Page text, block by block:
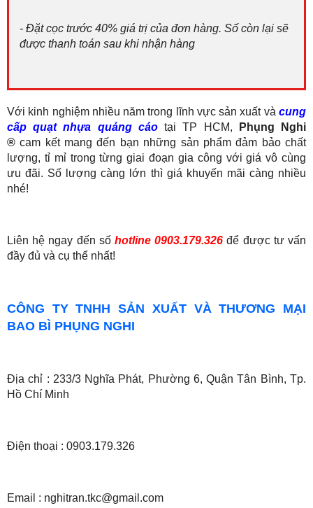
- Đặt cọc trước 40% giá trị của đơn hàng. Số còn lại sẽ
được thanh toán sau khi nhận hàng
Với kinh nghiệm nhiều năm trong lĩnh vực sản xuất và cung
cấp quạt nhựa quảng cáotại TP HCM,
Phụng Nghi
®cam kết mang đến bạn những sản phẩm đảm bảo chất
lượng, tỉ mỉ trong từng giai đoạn gia công với giá vô cùng
ưu đãi. Số lượng càng lớn thì giá khuyến mãi càng nhiều
nhé!
Liên hệ ngay đến số hotline 0903.179.326 để được tư vấn
đầy đủ và cụ thể nhất!
CÔNG TY TNHH SẢN XUẤT VÀ THƯƠNG MẠI
BAO BÌ PHỤNG NGHI
Địa chỉ : 233/3 Nghĩa Phát, Phường 6, Quận Tân Bình, Tp.
Hồ Chí Minh
Điện thoại : 0903.179.326
Email : nghitran.tkc@gmail.com